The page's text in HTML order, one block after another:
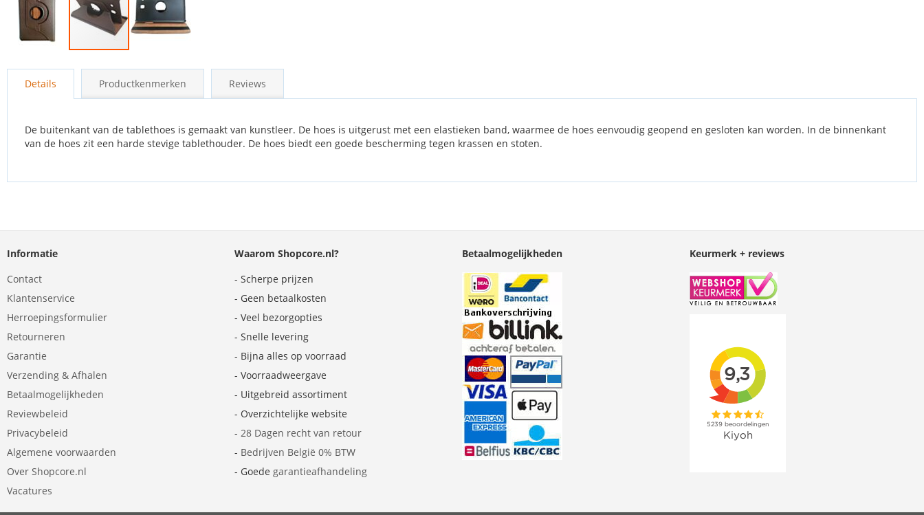
naar
afbeeldingen-
Details Productkenmerken Reviews
De buitenkant van de tablethoes is gemaakt van kunstleer. De hoes is uitgerust met een elastieken band, waarmee de hoes eenvoudig geopend en gesloten kan worden. In de binnenkant
van de hoes zit een harde stevige tablethouder. De hoes biedt een goede bescherming tegen krassen en stoten.
Informatie
Contact
Klantenservice
Herroepingsformulier
Retourneren
Garantie
Verzending & Afhalen
Betaalmogelijkheden
Reviewbeleid
Privacybeleid
Algemene voorwaarden
Over Shopcore.nl
Vacatures
Waarom Shopcore.nl?
- Scherpe prijzen
- Geen betaalkosten
- Veel bezorgopties
- Snelle levering
- Bijna alles op voorraad
- Voorraadweergave
- Uitgebreid assortiment
- Overzichtelijke website
- 28 Dagen recht van retour
- Bedrijven België 0% BTW
- Goede garantieafhandeling
Betaalmogelijkheden Keurmerk + reviews